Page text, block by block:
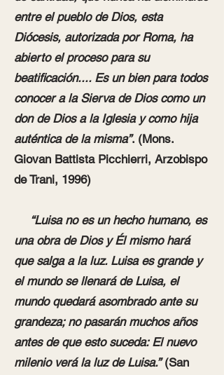
entre el pueblo de Dios, esta
Diócesis, autorizada por Roma, ha
abierto el proceso para su
beatificación.... Es un bien para todos
conocer a la Sierva de Dios como un
don de Dios a la Iglesia y como hija
auténtica de la misma”. (Mons.
Giovan Battista Picchierri, Arzobispo
de Trani, 1996)
“Luisa no es un hecho humano, es
una obra de Dios y Él mismo hará
que salga a la luz. Luisa es grande y
el mundo se llenará de Luisa, el
mundo quedará asombrado ante su
grandeza; no pasarán muchos años
antes de que esto suceda: El nuevo
milenio verá la luz de Luisa.”(San